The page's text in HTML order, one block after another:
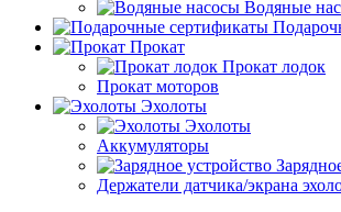
Водяные
Прокат
Прокат лодок
Прокат моторов
Эхолоты
Эхолоты
Аккумуляторы
Держатели датчика/экрана